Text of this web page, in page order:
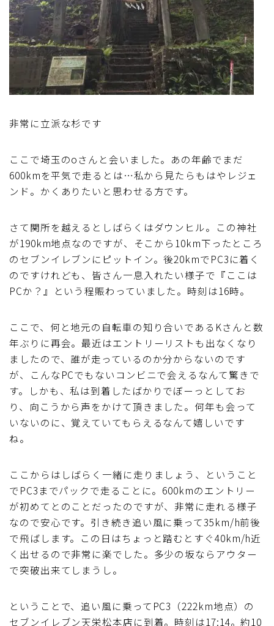
非常に立派な杉です
ここで埼玉のoさんと会いました。あの年齢でまだ
600kmを平気で走るとは…私から見たらもはやレジェ
ンド。かくありたいと思わせる方です。
さて関所を越えるとしばらくはダウンヒル。この神社
が190km地点なのですが、そこから10km下ったところ
のセブンイレブンにピットイン。後20kmでPC3に着く
のですけれども、皆さん一息入れたい様子で『ここは
PCか？』という程賑わっていました。時刻は16時。
ここで、何と地元の自転車の知り合いであるKさんと数
年ぶりに再会。最近はエントリーリストも出なくなり
ましたので、誰が走っているのか分からないのです
が、こんなPCでもないコンビニで会えるなんて驚きで
す。しかも、私は到着したばかりでぼーっとしてお
り、向こうから声をかけて頂きました。何年も会って
いないのに、覚えていてもらえるなんて嬉しいです
ね。
ここからはしばらく一緒に走りましょう、ということ
でPC3までパックで走ることに。600kmのエントリー
が初めてとのことだったのですが、非常に走れる様子
なので安心です。引き続き追い風に乗って35km/h前後
で飛ばします。この日はちょっと踏むとすぐ40km/h近
く出せるので非常に楽でした。多少の坂ならアウター
で突破出来てしまうし。
ということで、追い風に乗ってPC3（222km地点）の
セブンイレブン天栄松本店に到着。時刻は17:14。約10